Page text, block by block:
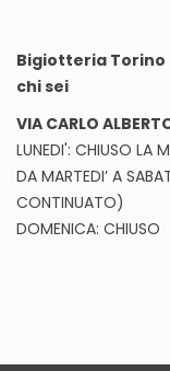
Bigiotteria Torino
chi sei
VIA CARLO
LUNEDI': CHIUSO LA
DA MARTEDI’ A
CONTINUATO)
DOMENICA: CHIUSO